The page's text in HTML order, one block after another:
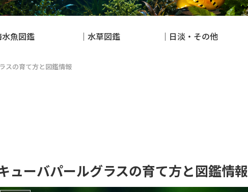
水魚図鑑 ｜水草図鑑 ｜日淡・その他
スの育て方と図鑑情報
ューバパールグラスの育て方と図鑑情報